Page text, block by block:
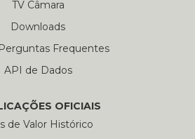
TV Câmara
Downloads
Frequentes
API de Dados
OFICIAIS
de Valor Histórico